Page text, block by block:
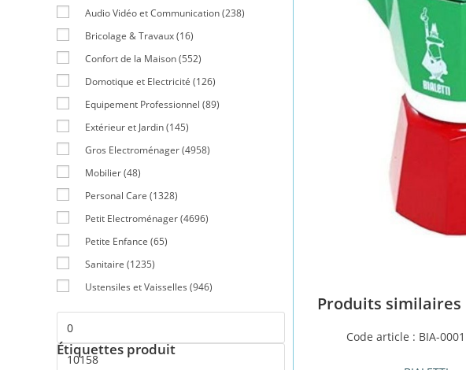
Produits similaires
Code article : BIA-
Audio Vidéo et Communication(238)
Bricolage & Travaux(16)
Confort de la Maison(552)
Domotique et Electricité (126)
Equipement Professionnel (89)
Extérieur et Jardin(145)
Gros Electroménager(4958)
Mobilier(48)
Personal Care (1328)
Petit Electroménager(4696)
Petite Enfance (65)
Sanitaire (1235)
Ustensiles et Vaisselles (946)
Étiquettes produit